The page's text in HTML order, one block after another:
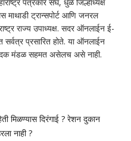
माथाडी ट्रान्सपोर्ट आणि जनरल
राज्य उपाध्यक्ष. सदर ऑनलाईन ई-
सर्वत्र प्रसारित होते. या ऑनलाईन
मंडळ सहमत असेलच असे नाही.
मिळण्यास दिरंगाई ? रेशन दुकान
नाही ?